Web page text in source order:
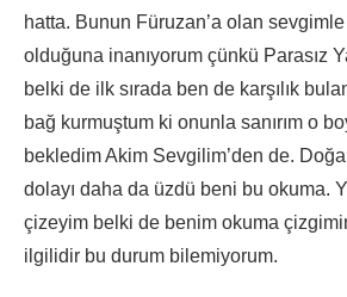
hatta. Bunun Füruzan’a olan sevgimle
olduğuna inanıyorum çünkü Parasız
belki de ilk sırada ben de karşılık
bağ kurmuştum ki onunla sanırım o
bekledim Akim Sevgilim’den de.
dolayı daha da üzdü beni bu okuma.
çizeyim belki de benim okuma
ilgilidir bu durum bilemiyorum.